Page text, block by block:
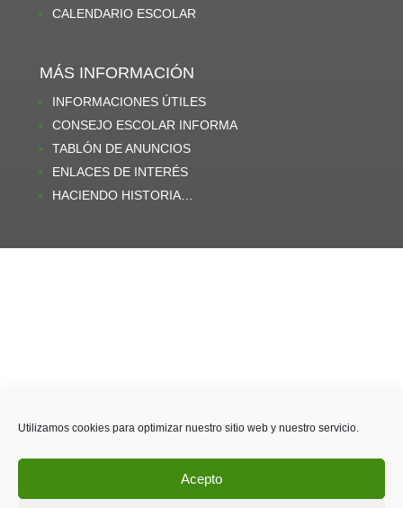
Utilizamos cookies para optimizar nuestro sitio web y nuestro servicio.
Acepto
CALENDARIO ESCOLAR
MÁS INFORMACIÓN
INFORMACIONES ÚTILES
CONSEJO ESCOLAR INFORMA
TABLÓN DE ANUNCIOS
ENLACES DE INTERÉS
HACIENDO HISTORIA…
Política de privacidad|Política de cookies